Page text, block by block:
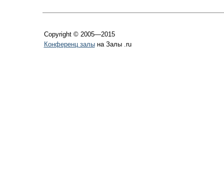
Copyright © 2005—2015
Конференц залына Залы .ru